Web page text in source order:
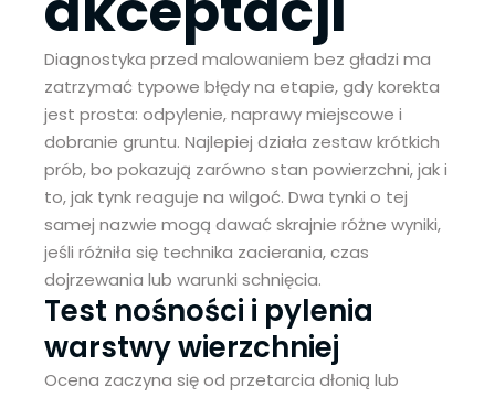
Diagnostyka przed malowaniem bez gładzi ma
zatrzymać typowe błędy na etapie, gdy korekta
jest prosta: odpylenie, naprawy miejscowe i
dobranie gruntu. Najlepiej działa zestaw krótkich
prób, bo pokazują zarówno stan powierzchni, jak i
to, jak tynk reaguje na wilgoć. Dwa tynki o tej
samej nazwie mogą dawać skrajnie różne wyniki,
jeśli różniła się technika zacierania, czas
dojrzewania lub warunki schnięcia.
Test nośności i pylenia
warstwy wierzchniej
Ocena zaczyna się od przetarcia dłonią lub